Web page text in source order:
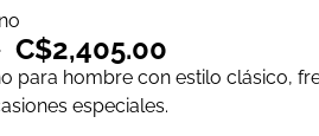
C$2,405.00
para hombre con estilo clásico,
especiales.